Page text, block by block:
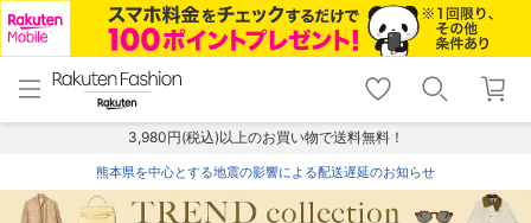
menu home
トップ
shopping_cart lock_outline
ログイン
3,980円(税込)以上のお買い物で送料無料！
熊本県を中心とする地震の影響による配送遅延のお知らせ